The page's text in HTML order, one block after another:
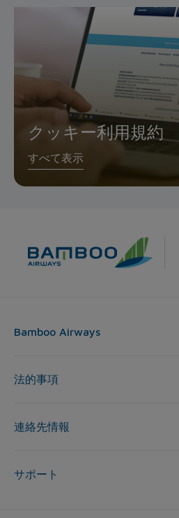
クッキー利用規約
すべて表示
Bamboo Airways
法的事項
連絡先情報
サポート